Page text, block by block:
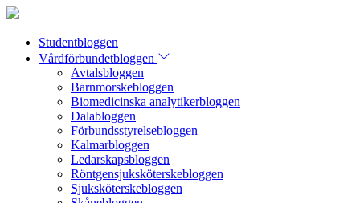
Studentbloggen
Vårdförbundetbloggen
Avtalsbloggen
Barnmorskebloggen
Biomedicinska analytikerbloggen
Dalabloggen
Förbundsstyrelsebloggen
Kalmarbloggen
Ledarskapsbloggen
Röntgensjuksköterskebloggen
Sjuksköterskebloggen